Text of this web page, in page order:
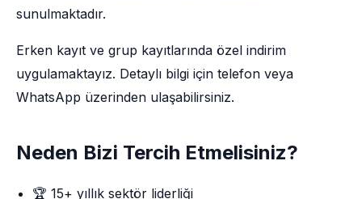
sunulmaktadır.
Erken kayıt ve grup kayıtlarında özel indirim
uygulamaktayız. Detaylı bilgi için telefon veya
WhatsApp üzerinden ulaşabilirsiniz.
Neden Bizi Tercih Etmelisiniz?
🏆 15+ yıllık sektör liderliği